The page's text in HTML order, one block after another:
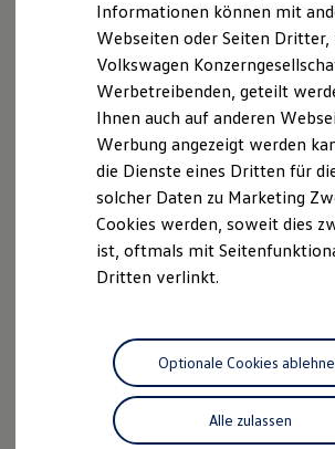
Lifestyle Shop
T-Roc Kollektion
Golf Kollektion
ID. Kollektion
Volkswagen Kollektion
R-Kollektion
GTI Kollektion
Fußball Drop
we drive football
#wedriveproud
Besitzer und Service
Software Updates
Service und Ersatzteile
Motorenöl und
Räder und Reifen
Pannen- und Unfallhilfe
Economy Service
Volkswagen Teile
Zubehör
Der ID.4
Kraftvoll wie ein SUV, nachhaltig
Entdecken Sie den ID.4!
Informationen können mit
Webseiten oder Seiten Dritter,
Volkswagen
Werbetreibenden, geteilt
Ihnen auch auf anderen
Werbung angezeigt werden
die Dienste eines Dritten für
solcher Daten zu Marketing
Cookies werden, soweit dies
ist, oftmals mit
Dritten verlinkt.
Alle zulassen
Optionale Cookies